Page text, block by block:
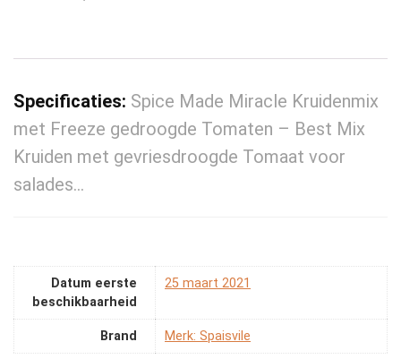
Specificaties: Spice Made Miracle Kruidenmix
met Freeze gedroogde Tomaten – Best Mix
Kruiden met gevriesdroogde Tomaat voor
salades…
Datum eerste
beschikbaarheid
25 maart 2021
Brand Merk: Spaisvile